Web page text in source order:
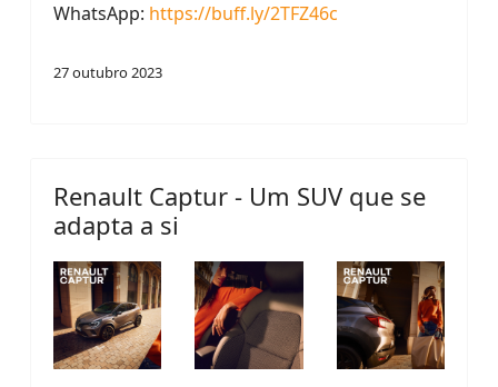
WhatsApp: https://buff.ly/2TFZ46c
27 outubro 2023
Renault Captur - Um SUV que se
adapta a si